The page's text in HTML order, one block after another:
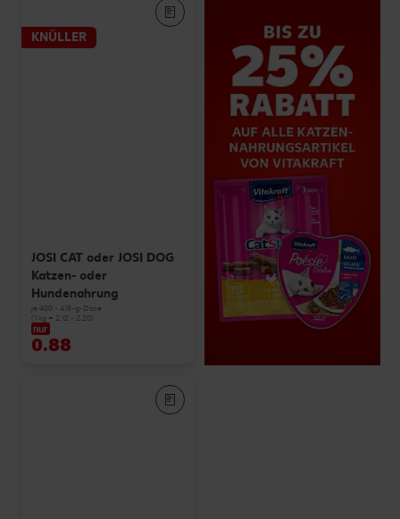
KNÜLLER
JOSI CAT oder JOSI DOG
Katzen- oder
Hundenahrung
je 400 - 415-g-Dose
(1 kg = 2.12 - 2.20)
nur
0.88